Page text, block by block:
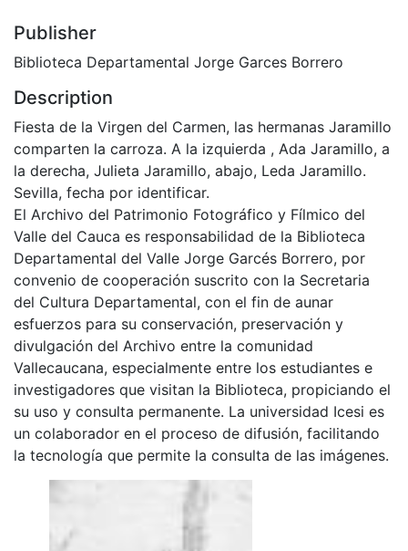
Publisher
Biblioteca Departamental Jorge Garces Borrero
Description
Fiesta de la Virgen del Carmen, las hermanas Jaramillo
comparten la carroza. A la izquierda , Ada Jaramillo, a
la derecha, Julieta Jaramillo, abajo, Leda Jaramillo.
Sevilla, fecha por identificar.
El Archivo del Patrimonio Fotográfico y Fílmico del
Valle del Cauca es responsabilidad de la Biblioteca
Departamental del Valle Jorge Garcés Borrero, por
convenio de cooperación suscrito con la Secretaria
del Cultura Departamental, con el fin de aunar
esfuerzos para su conservación, preservación y
divulgación del Archivo entre la comunidad
Vallecaucana, especialmente entre los estudiantes e
investigadores que visitan la Biblioteca, propiciando el
su uso y consulta permanente. La universidad Icesi es
un colaborador en el proceso de difusión, facilitando
la tecnología que permite la consulta de las imágenes.